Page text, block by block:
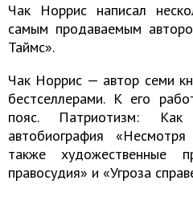
Чак Норрис написал
самым продаваемым
Таймс».
Чак Норрис — автор семи
бестселлерами. К его
пояс. Патриотизм: Как
автобиография
также художественные
правосудия» и «Угроза